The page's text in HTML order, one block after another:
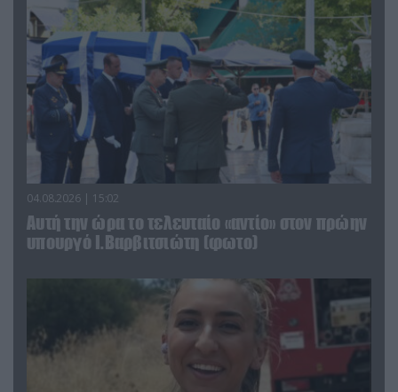
04.08.2026 | 15:02
Αυτή την ώρα το τελευταίο «αντίο» στον πρώην
υπουργό Ι.Βαρβιτσιώτη (φωτο)